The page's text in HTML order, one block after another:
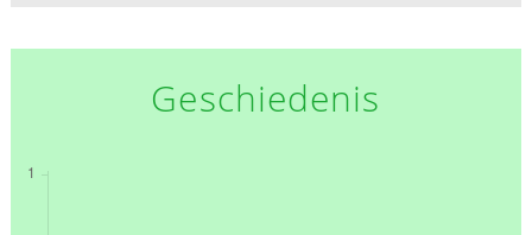
Geschiedenis